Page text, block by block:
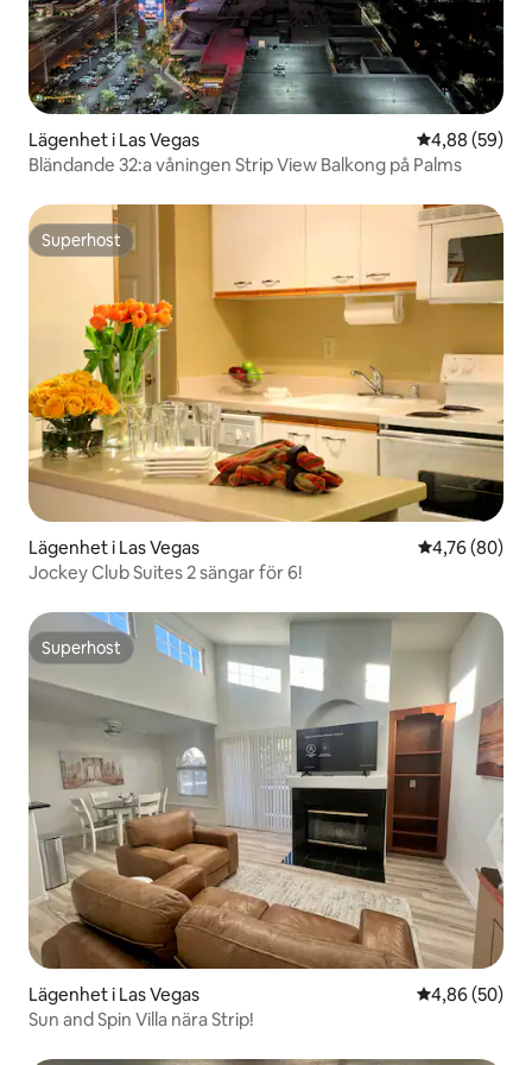
Lägenhet i Las Vegas 4,88 av 5 i
4,88 (59)
Bländande 32:a våningen Strip View Balkong på Palms
Superhost
Superhost
Lägenhet i Las Vegas 4,76 av 5 i
4,76 (80)
Jockey Club Suites 2 sängar för 6!
Superhost
Superhost
Lägenhet i Las Vegas 4,86 av 5 i
4,86 (50)
Sun and Spin Villa nära Strip!